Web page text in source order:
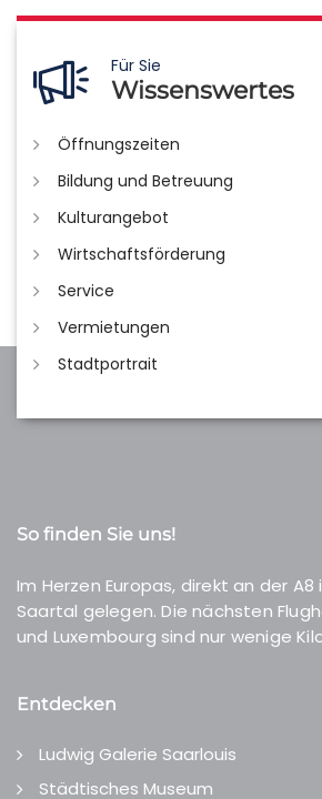
Für Sie
Wissenswertes
Öffnungszeiten
Bildung und Betreuung
Kulturangebot
Wirtschaftsförderung
Service
Vermietungen
Stadtportrait
So finden Sie uns!
Im Herzen Europas, direkt an der A8
Saartal gelegen. Die nächsten
und Luxembourg sind nur wenige
Entdecken
Ludwig Galerie Saarlouis
Städtisches Museum